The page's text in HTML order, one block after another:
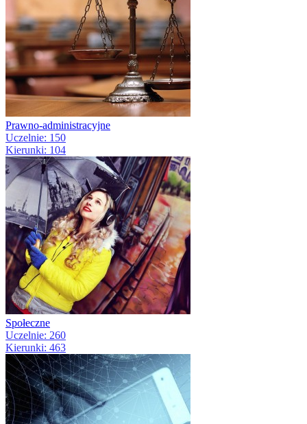
Prawno-administracyjne
Uczelnie: 150
Kierunki: 104
Społeczne
Uczelnie: 260
Kierunki: 463